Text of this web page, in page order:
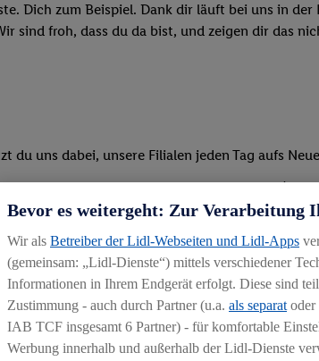
Dich zum Beispiel. Dank dir läuft bei uns in
sind froh, dass du da bist, und zeigen dir das
uns dabei, unsere Filialen jeden Tag aufs
du dich in unserem Frischebereich (bis
der unterschiedlichen Haltbarkeit und
Bevor es weitergeht: Zur Verarbeitung
Wir als Betreiber der Lidl-Webseiten und Lidl-Apps
(gemeinsam: „Lidl-Dienste“) mittels verschiedener
Informationen in Ihrem Endgerät erfolgt. Diese sind
Zustimmung - auch durch Partner (u.a. als separat oder
IAB TCF insgesamt 6 Partner) - für komfortable
Werbung innerhalb und außerhalb der Lidl-Dienste